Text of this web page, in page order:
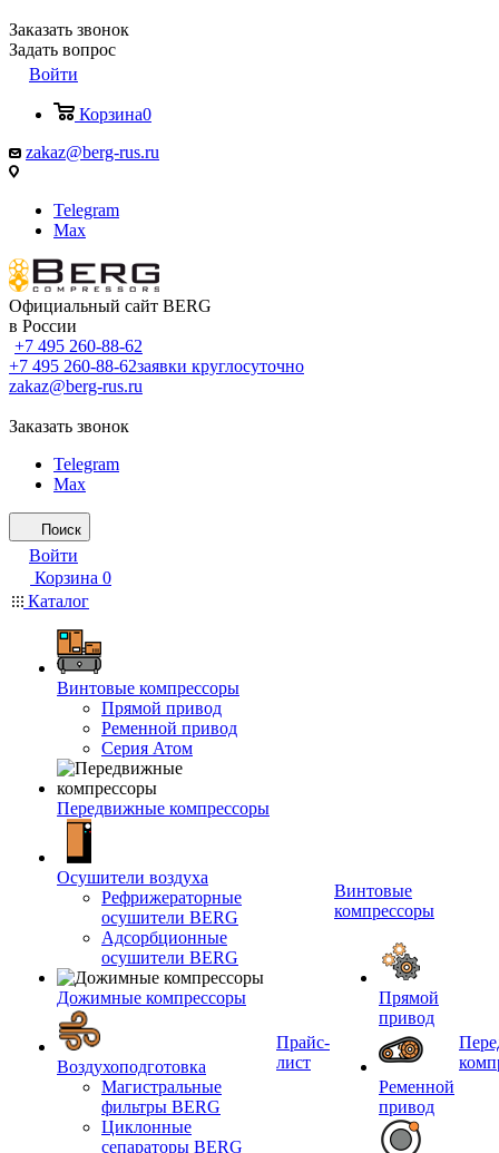
Заказать звонок
Задать вопрос
Войти
Корзина0
zakaz@berg-rus.ru
Telegram
Max
Официальный сайт BERG
в России
+7 495 260-88-62
+7 495 260-88-62заявки круглосуточно
zakaz@berg-rus.ru
Заказать звонок
Telegram
Max
Поиск
Войти
Корзина 0
Каталог
Винтовые компрессоры
Прямой привод
Ременной привод
Серия Атом
Передвижные компрессоры
Осушители воздуха
Рефрижераторные
осушители BERG
Адсорбционные
осушители BERG
Дожимные компрессоры
Воздухоподготовка
Магистральные
фильтры BERG
Циклонные
сепараторы BERG
Прайс-
лист
Винтовые
компрессоры
Прямой
привод
Ременной
привод